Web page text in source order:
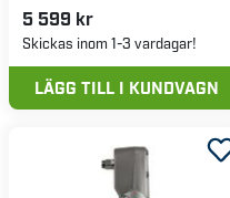
5 599 kr
Skickas inom 1-3 vardagar!
LÄGG TILL I KUNDVAGN